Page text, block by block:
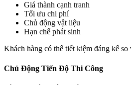
Giá thành cạnh tranh
Tối ưu chi phí
Chủ động vật liệu
Hạn chế phát sinh
Khách hàng có thể tiết kiệm đáng kể
Chủ Động Tiến Độ Thi Công